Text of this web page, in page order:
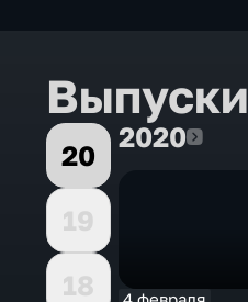
Выпуски
20
19
18
20202020